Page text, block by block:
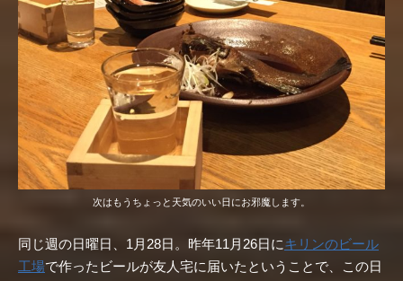
次はもうちょっと天気のいい日にお邪魔します。
同じ週の日曜日、1月28日。昨年11月26日にキリンのビール
工場で作ったビールが友人宅に届いたということで、この日